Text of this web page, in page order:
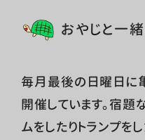
おやじと一
毎月最後の日曜日に
開催しています。宿題
ムをしたりトランプを